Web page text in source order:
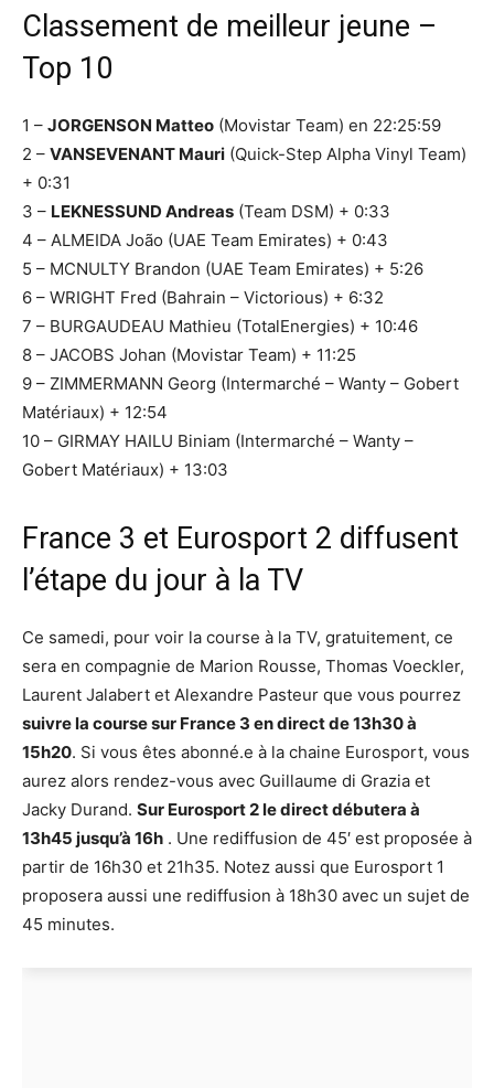
Classement de meilleur jeune –
Top 10
1 – JORGENSON Matteo (Movistar Team) en 22:25:59
2 – VANSEVENANT Mauri (Quick-Step Alpha Vinyl Team)
+ 0:31
3 – LEKNESSUND Andreas (Team DSM) + 0:33
4 – ALMEIDA João (UAE Team Emirates) + 0:43
5 – MCNULTY Brandon (UAE Team Emirates) + 5:26
6 – WRIGHT Fred (Bahrain – Victorious) + 6:32
7 – BURGAUDEAU Mathieu (TotalEnergies) + 10:46
8 – JACOBS Johan (Movistar Team) + 11:25
9 – ZIMMERMANN Georg (Intermarché – Wanty – Gobert
Matériaux) + 12:54
10 – GIRMAY HAILU Biniam (Intermarché – Wanty –
Gobert Matériaux) + 13:03
France 3 et Eurosport 2 diffusent
l’étape du jour à la TV
Ce samedi, pour voir la course à la TV, gratuitement, ce
sera en compagnie de Marion Rousse, Thomas Voeckler,
Laurent Jalabert et Alexandre Pasteur que vous pourrez
suivre la course sur France 3 en direct de 13h30 à
15h20. Si vous êtes abonné.e à la chaine Eurosport, vous
aurez alors rendez-vous avec Guillaume di Grazia et
Jacky Durand. Sur Eurosport 2 le direct débutera à
13h45 jusqu’à 16h . Une rediffusion de 45′ est proposée à
partir de 16h30 et 21h35. Notez aussi que Eurosport 1
proposera aussi une rediffusion à 18h30 avec un sujet de
45 minutes.